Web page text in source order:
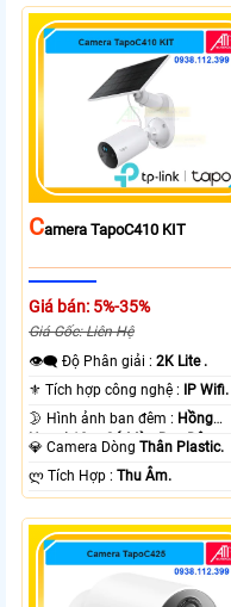
CAmera TapoC410 KIT
Giá bán: 5%-35%
Giá Gốc: Liên Hệ
👁️‍🗨 Độ Phân giải :2K Lite .
⚜️ Tích hợp công nghệ :
IP Wifi.
🌛 Hình ảnh ban đêm : Hồng
Ngoại 10m Có Màu Ban Ðêm.
💎 Camera DòngThân Plastic.
️ლ Tích Hợp :Thu Âm.